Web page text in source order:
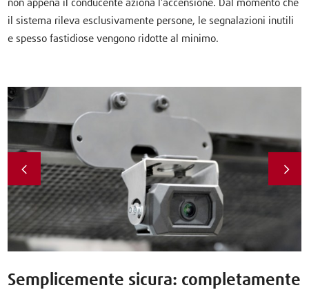
non appena il conducente aziona l’accensione. Dal momento che
il sistema rileva esclusivamente persone, le segnalazioni inutili
e spesso fastidiose vengono ridotte al minimo.
Semplicemente sicura: completamente